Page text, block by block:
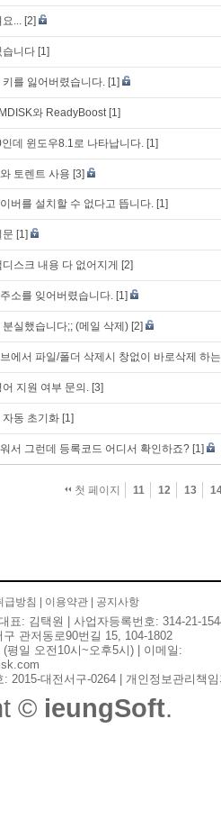
요... [2]
습니다 [1]
키를 잃어버렸습니다. [1]
와 ReadyBoost [1]
데 윈도우8.1로 나타납니다. [1]
토렌트 사용 [3]
버를 설치할 수 없다고 뜹니다. [1]
문 [1]
스크 내용 다 없어지게 [2]
소를 잊어버렸습니다. [1]
분실했습니다;; (메일 삭제) [2]
에서 파일/폴더 삭제시 창없이 바로삭제 하
어 지원 여부 문의. [3]
자동 초기화 [1]
서 그런데 등록코드 어디서 확인하죠? [1]
첫 페이지 11 12 13
급방침 이용약관 공지사항
표: 김택원 | 사업자등록번호: 314-21-
관저동로90번길 15, 104-1802
(평일 오전10시~오후5시) | 이메일:
: 2015-대전서구-0264 | 개인정보관리책
© ieungSoft.